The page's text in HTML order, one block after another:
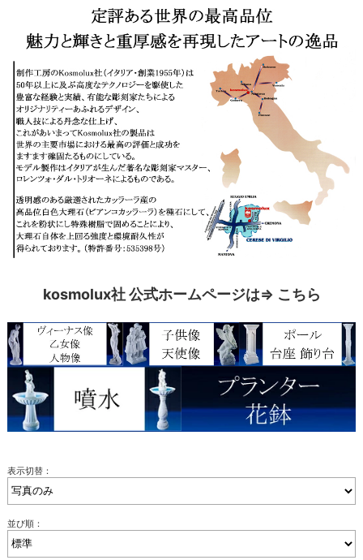
kosmolux社 公式ホームページは⇒ こちら
表示切替：
並び順：